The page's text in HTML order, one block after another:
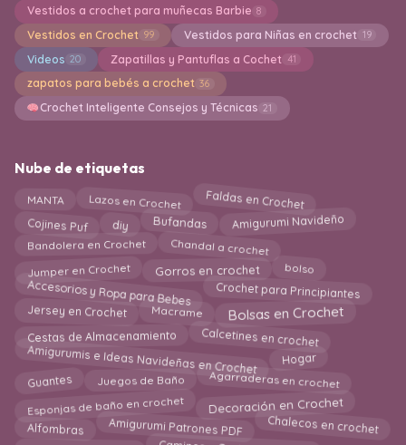
Vestidos a crochet para muñecas Barbie 8
Vestidos en Crochet 99 Vestidos para Niñas en crochet 19
Videos 20 Zapatillas y Pantuflas a Cochet 41
zapatos para bebés a crochet 36
Crochet Inteligente Consejos y Técnicas 21
Nube de etiquetas
MANTA Lazos en Crochet Faldas en Crochet
Cojines Puf diy Bufandas Amigurumi Navideño
Bandolera en Crochet Chandal a crochet
Jumper en Crochet Gorros en crochet bolso
Accesorios y Ropa para Bebes Crochet para Principiantes
Jersey en Crochet Macrame Bolsas en Crochet
Cestas de Almacenamiento Calcetines en crochet
Amigurumis e Ideas Navideñas en Crochet Hogar
Guantes Juegos de Baño Agarraderas en crochet
Esponjas de baño en crochet Decoración en Crochet
Alfombras Amigurumi Patrones PDF Chalecos en crochet